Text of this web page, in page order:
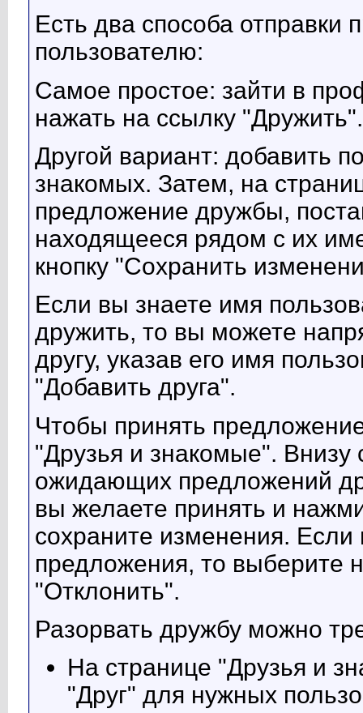
Есть два способа
пользователю:
Самое простое: зайти в
нажать на ссылку "Дружить".
Другой вариант: добавить
знакомых. Затем, на
предложение дружбы,
находящееся рядом с их
кнопку "Сохранить
Если вы знаете имя
дружить, то вы можете
другу, указав его имя
"Добавить друга".
Чтобы принять
"Друзья и знакомые". Внизу
ожидающих предложений
вы желаете принять и
сохраните изменения. Если
предложения, то выберите
"Отклонить".
Разорвать дружбу можно
На странице "Друзья и
"Друг" для нужных